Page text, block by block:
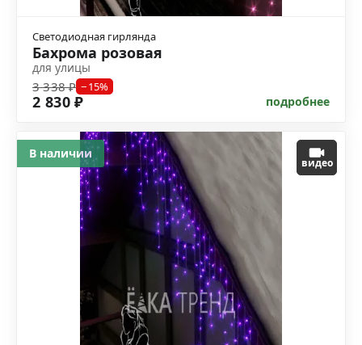
Светодиодная гирлянда
Бахрома розовая
для улицы
3 338 ₽ −15%
2 830 ₽ подробнее
видео
В наличии